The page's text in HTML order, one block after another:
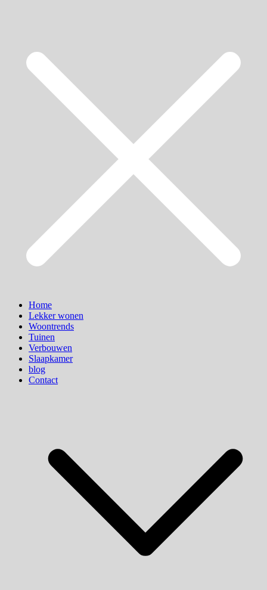
Home
Lekker wonen
Woontrends
Tuinen
Verbouwen
Slaapkamer
blog
Contact